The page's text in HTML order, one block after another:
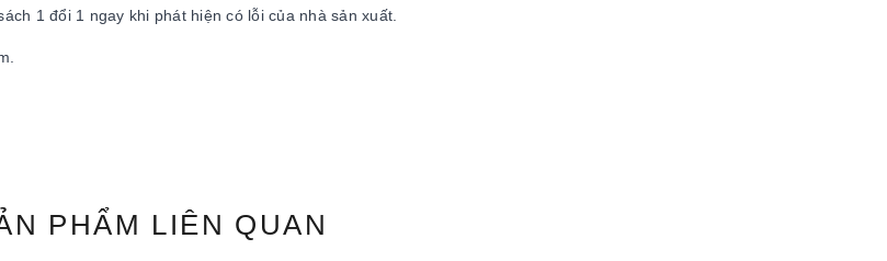
1 đổi 1 ngay khi phát hiện có lỗi của nhà sản xuất.
PHẨM LIÊN QUAN